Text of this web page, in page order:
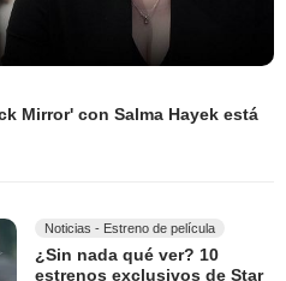
Mirror' con Salma Hayek está
Noticias - Estreno de película
¿Sin nada qué ver? 10
estrenos exclusivos de Star